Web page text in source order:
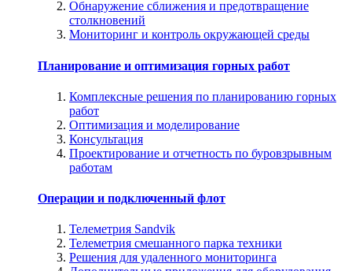
Обнаружение сближения и предотвращение
столкновений
Мониторинг и контроль окружающей среды
Планирование и оптимизация горных работ
Комплексные решения по планированию горных
работ
Оптимизация и моделирование
Консультация
Проектирование и отчетность по буровзрывным
работам
Операции и подключенный флот
Телеметрия Sandvik
Телеметрия смешанного парка техники
Решения для удаленного мониторинга